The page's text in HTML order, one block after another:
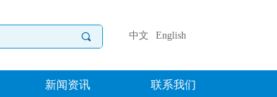
끠
新闻资讯 联系我们
中文 English